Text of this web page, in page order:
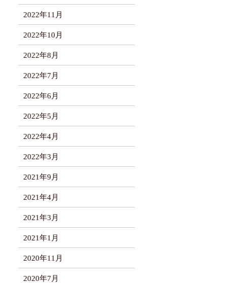
2022年11月
2022年10月
2022年8月
2022年7月
2022年6月
2022年5月
2022年4月
2022年3月
2021年9月
2021年4月
2021年3月
2021年1月
2020年11月
2020年7月